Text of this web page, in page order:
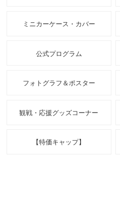
ミニカーケース・カバー
公式プログラム
フォトグラフ＆ポスター
観戦・応援グッズコーナー
【特価キャップ】